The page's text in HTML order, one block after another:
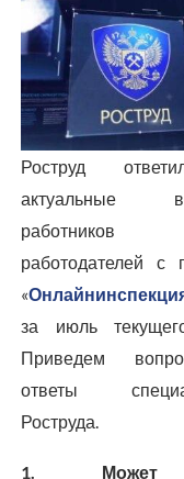
Роструд
актуальные
работодателей с
«
за июль
Приведем
ответы
Роструда.
1.